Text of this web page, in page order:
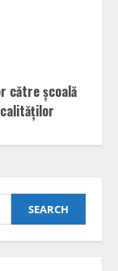
către școală